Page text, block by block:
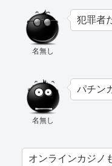
名無し
犯罪者
名無し
パチン
オンラインカジノ